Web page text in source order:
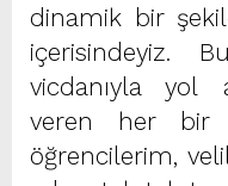
dinamik bir
içerisindeyiz.
vicdanıyla yol
veren her bir
öğrencilerim,